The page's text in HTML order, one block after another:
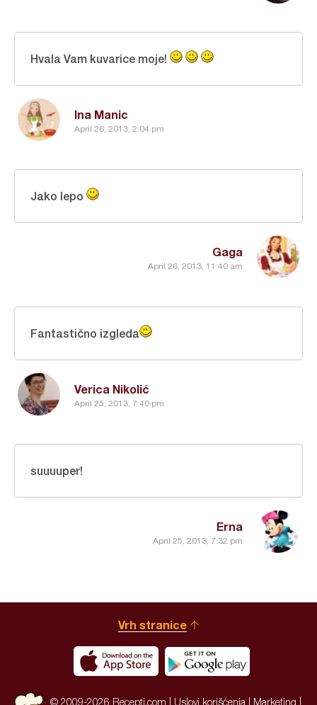
Ina Manic
April 26, 2013, 2:04 pm
Hvala Vam kuvarice moje!
Gaga
April 26, 2013, 11:40 am
Jako lepo
Verica Nikolić
April 25, 2013, 7:40 pm
Fantastično izgleda
Erna
April 25, 2013, 7:32 pm
suuuuper!
Vrh stranice
© 2009-2026 Recepti.com | Uslovi korišćenja Marketing